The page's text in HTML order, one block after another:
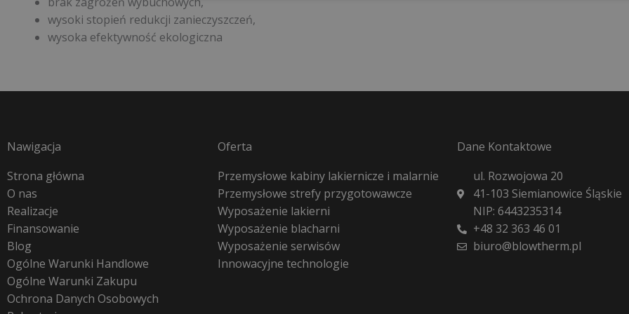
wysoki stopień redukcji zanieczyszczeń,
wysoka efektywność ekologiczna
Nawigacja
Strona główna
O nas
Realizacje
Finansowanie
Blog
Ogólne Warunki Handlowe
Ogólne Warunki Zakupu
Ochrona Danych Osobowych
Oferta
Przemysłowe kabiny lakiernicze i malarnie
Przemysłowe strefy przygotowawcze
Wyposażenie lakierni
Wyposażenie blacharni
Wyposażenie serwisów
Innowacyjne technologie
Dane Kontaktowe
ul. Rozwojowa 20
41-103 Siemianowice Śląskie
NIP: 6443235314
+48 32 363 46 01
biuro@blowtherm.pl